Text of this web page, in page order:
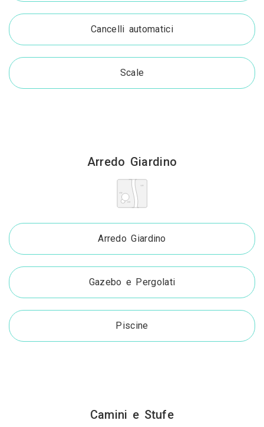
Cancelli automatici
Scale
Arredo Giardino
Arredo Giardino
Gazebo e Pergolati
Piscine
Camini e Stufe